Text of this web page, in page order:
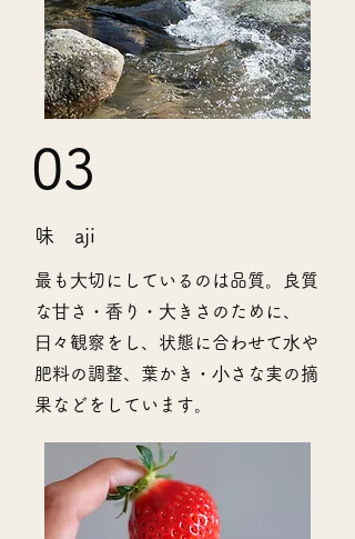
03
味 aji
最も⼤切にしているのは品質。良質
な⽢さ・⾹り・⼤きさのために、
⽇々観察をし、状態に合わせて⽔や
肥料の調整、葉かき・⼩さな実の摘
果などをしています。